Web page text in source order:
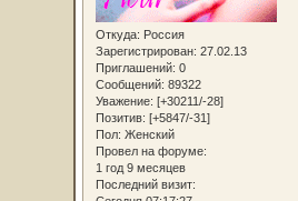
Откуда: Россия
Зарегистрирован: 27.02.13
Приглашений: 0
Сообщений: 89322
Уважение: [+30211/-28]
Позитив: [+5847/-31]
Пол: Женский
Провел на форуме:
1 год 9 месяцев
Последний визит: